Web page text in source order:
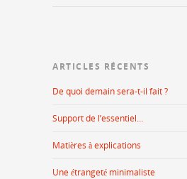
ARTICLES RÉCENTS
De quoi demain sera-t-il fait ?
Support de l’essentiel…
Matières à explications
Une étrangeté minimaliste